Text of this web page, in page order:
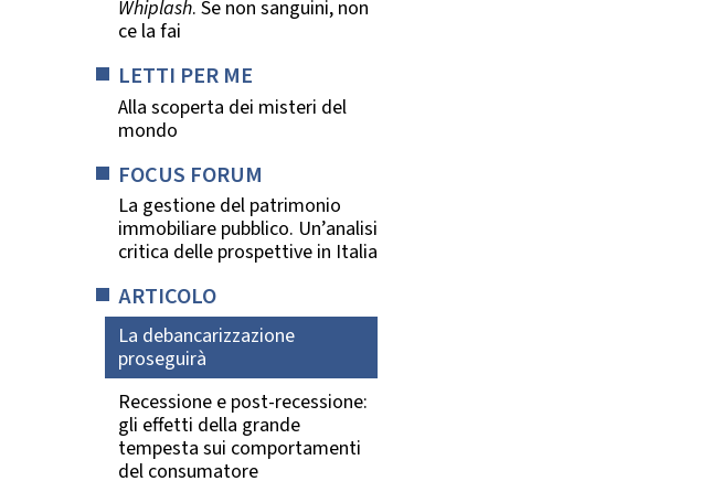
Whiplash. Se non sanguini, non
ce la fai
LETTI PER ME
Alla scoperta dei misteri del
mondo
FOCUS FORUM
La gestione del patrimonio
immobiliare pubblico. Un’analisi
critica delle prospettive in Italia
ARTICOLO
La debancarizzazione
proseguirà
Recessione e post-recessione:
gli effetti della grande
tempesta sui comportamenti
del consumatore